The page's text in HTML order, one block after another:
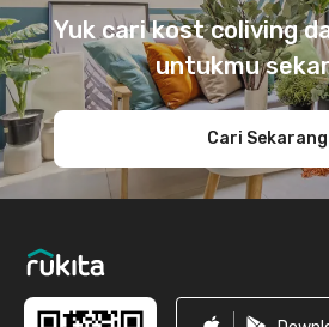
Yuk cari kost coliving
untukmu
Cari Sekarang